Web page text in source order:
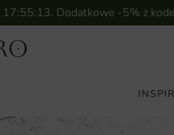
17:55:12. Dodatkowe -5% z